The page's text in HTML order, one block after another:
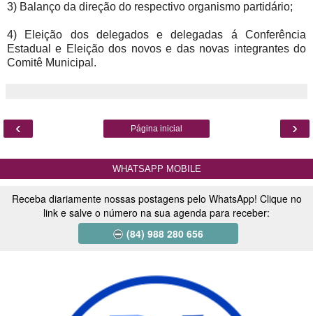
3) Balanço da direção do respectivo organismo partidário;
4) Eleição dos delegados e delegadas á Conferência
Estadual e Eleição dos novos e das novas integrantes do
Comitê Municipal.
‹ ›
Página inicial
WHATSAPP MOBILE
Receba diariamente nossas postagens pelo WhatsApp! Clique no
link e salve o número na sua agenda para receber:
(84) 988 280 656